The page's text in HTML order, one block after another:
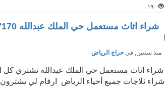
١٩٠
شراء اثاث مستعمل حي الملك عبدالله 0509507170
منذ سنتين, فيحراج الرياض
شراء اثاث مستعمل حي الملك عبدالله نشتري كل
شراء ثلاجات جميع أحياء الرياض ارقام لي